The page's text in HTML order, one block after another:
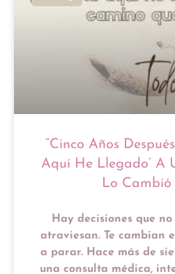
“Cinco Años
Aquí He Llegado’ A
Lo Cambió
Hay decisiones que
atraviesan. Te cambian
a parar. Hace más de
una consulta médica,